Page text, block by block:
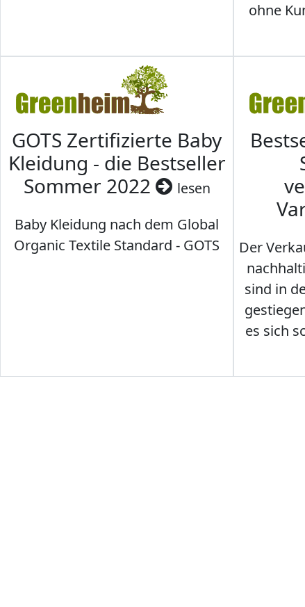
ohne
GOTS Zertifizierte Baby
Kleidung - die Bestseller
Sommer 2022
lesen
Baby Kleidung nach dem Global
Organic Textile Standard - GOTS
Der
sind in
es sich